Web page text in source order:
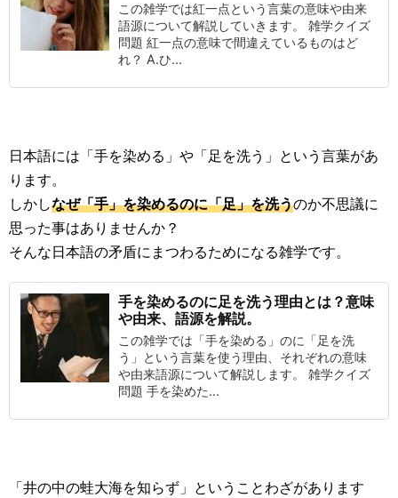
この雑学では紅一点という言葉の意味や由来
語源について解説していきます。 雑学クイズ
問題 紅一点の意味で間違えているものはど
れ？ A.ひ...
日本語には「手を染める」や「足を洗う」という言葉があ
ります。
しかしなぜ「手」を染めるのに「足」を洗うのか不思議に
思った事はありませんか？
そんな日本語の矛盾にまつわるためになる雑学です。
手を染めるのに足を洗う理由とは？意味
や由来、語源を解説。
この雑学では「手を染める」のに「足を洗
う」という言葉を使う理由、それぞれの意味
や由来語源について解説します。 雑学クイズ
問題 手を染めた...
「井の中の蛙大海を知らず」ということわざがあります